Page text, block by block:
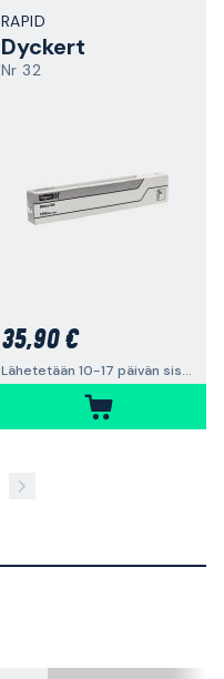
RAPID
Dyckert
Nr 32
35,90 €
Lähetetään 10-17 päivän sisällä